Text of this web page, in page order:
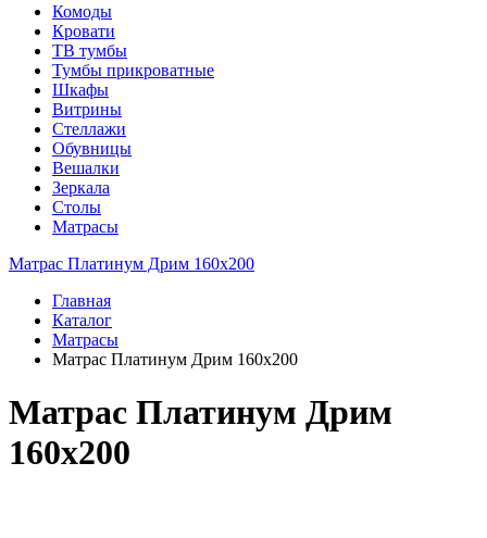
Комоды
Кровати
ТВ тумбы
Тумбы прикроватные
Шкафы
Витрины
Стеллажи
Обувницы
Вешалки
Зеркала
Столы
Матрасы
Матрас Платинум Дрим 160x200
Главная
Каталог
Матрасы
Матрас Платинум Дрим 160x200
Матрас Платинум Дрим
160x200